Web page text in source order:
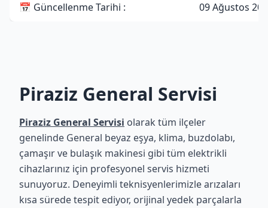
📅 Güncellenme Tarihi : 09 Ağustos
Piraziz General Servisi
Piraziz General Servisi olarak tüm ilçeler
genelinde General beyaz eşya, klima, buzdolabı,
çamaşır ve bulaşık makinesi gibi tüm elektrikli
cihazlarınız için profesyonel servis hizmeti
sunuyoruz. Deneyimli teknisyenlerimizle arızaları
kısa sürede tespit ediyor, orijinal yedek parçalarla